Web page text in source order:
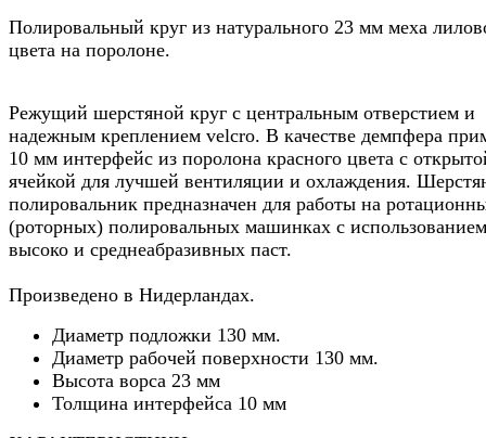
Полировальный круг из натурального 23 мм меха
цвета на поролоне.
Режущий шерстяной круг с центральным отверстием и
надежным креплением velcro. В качестве демпфера
10 мм интерфейс из поролона красного цвета с
ячейкой для лучшей вентиляции и охлаждения.
полировальник предназначен для работы на
(роторных) полировальных машинках с использованием
высоко и среднеабразивных паст.
Произведено в Нидерландах.
Диаметр подложки 130 мм.
Диаметр рабочей поверхности 130 мм.
Высота ворса 23 мм
Толщина интерфейса 10 мм